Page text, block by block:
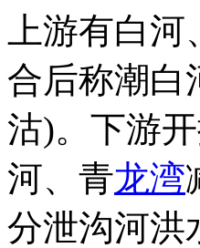
上游有白
合后称潮白
沽)。下游
河、青龙湾
分泄沟河洪